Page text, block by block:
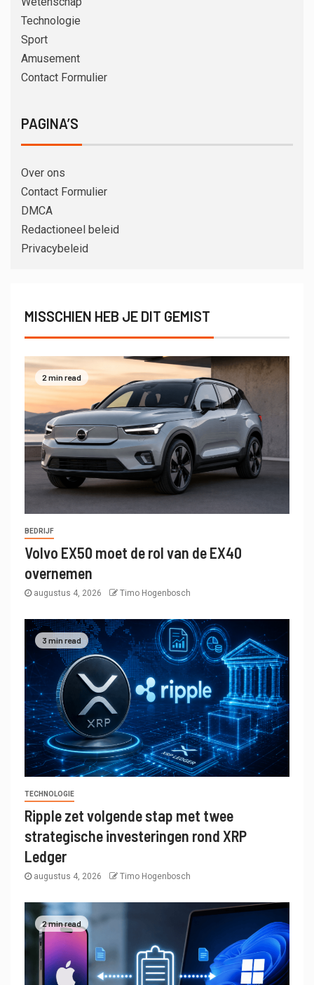
Technologie
Sport
Amusement
Contact Formulier
PAGINA’S
Over ons
Contact Formulier
DMCA
Redactioneel beleid
Privacybeleid
MISSCHIEN HEB JE DIT GEMIST
2 min read
BEDRIJF
Volvo EX50 moet de rol van de EX40
overnemen
augustus 4, 2026 Timo Hogenbosch
3 min read
TECHNOLOGIE
Ripple zet volgende stap met twee
strategische investeringen rond XRP
Ledger
augustus 4, 2026 Timo Hogenbosch
2 min read